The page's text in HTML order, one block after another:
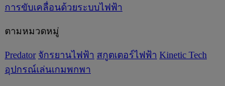
การขับเคลื่อนด้วยระบบไฟฟ้า
ตามหมวดหมู่
Predator จักรยานไฟฟ้า สกูตเตอร์ไฟฟ้า Kinetic Tech
อุปกรณ์เล่นเกมพกพา